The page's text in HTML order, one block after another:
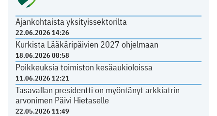
Ajankohtaista yksityissektorilta
22.06.2026 14:26
Kurkista Lääkäripäivien 2027 ohjelmaan
18.06.2026 08:58
Poikkeuksia toimiston kesäaukioloissa
11.06.2026 12:21
Tasavallan presidentti on myöntänyt arkkiatrin
arvonimen Päivi Hietaselle
22.05.2026 11:49